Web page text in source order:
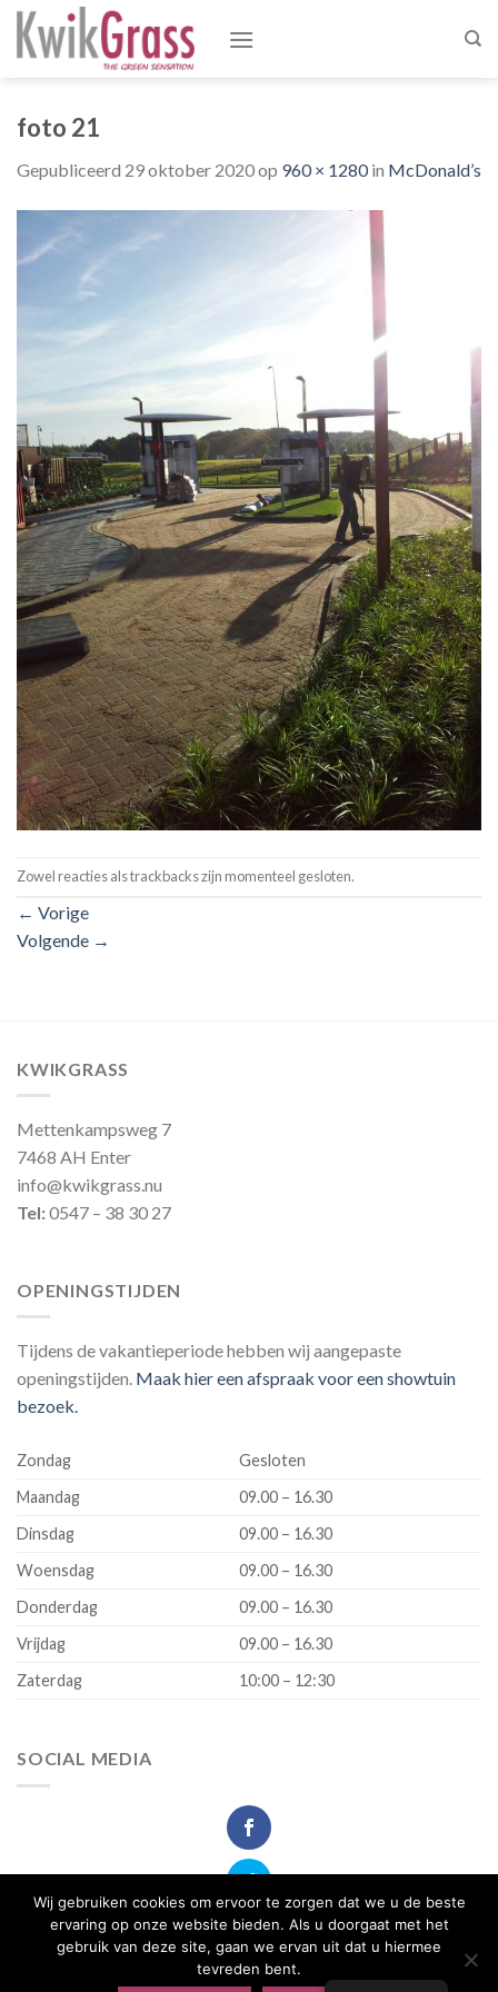
Skip
foto 21
Gepubliceerd 29 oktober 2020op 960 × 1280in McDonald’s
Zowel reacties als trackbacks zijn momenteel gesloten.
← Vorige
Volgende →
KWIKGRASS
Mettenkampsweg 7
7468 AH Enter
info@kwikgrass.nu
Tel:0547 – 38 30 27
OPENINGSTIJDEN
Tijdens de vakantieperiode hebben wij aangepaste
openingstijden. Maak hier een afspraak voor een showtuin
bezoek.
Zondag
Gesloten
Maandag
09.00 – 16.30
Dinsdag
09.00 – 16.30
Woensdag
09.00 – 16.30
Donderdag
09.00 – 16.30
Vrijdag
09.00 – 16.30
Zaterdag
10:00 – 12:30
SOCIAL MEDIA
Wij gebruiken cookies om ervoor te zorgen dat we u de beste
ervaring op onze website bieden. Als u doorgaat met het
gebruik van deze site, gaan we ervan uit dat u hiermee
tevreden bent.